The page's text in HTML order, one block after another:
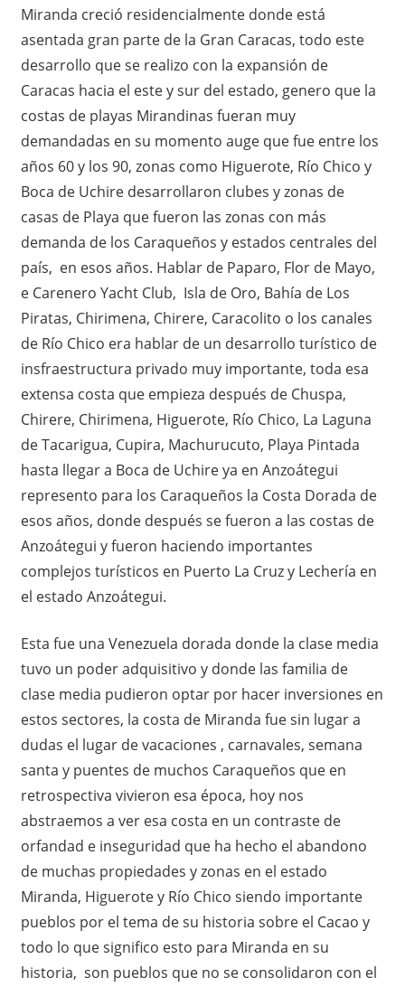
Miranda creció residencialmente donde está
asentada gran parte de la Gran Caracas, todo este
desarrollo que se realizo con la expansión de
Caracas hacia el este y sur del estado, genero que la
costas de playas Mirandinas fueran muy
demandadas en su momento auge que fue entre los
años 60 y los 90, zonas como Higuerote, Río Chico y
Boca de Uchire desarrollaron clubes y zonas de
casas de Playa que fueron las zonas con más
demanda de los Caraqueños y estados centrales del
país, en esos años. Hablar de Paparo, Flor de Mayo,
e Carenero Yacht Club, Isla de Oro, Bahía de Los
Piratas, Chirimena, Chirere, Caracolito o los canales
de Río Chico era hablar de un desarrollo turístico de
insfraestructura privado muy importante, toda esa
extensa costa que empieza después de Chuspa,
Chirere, Chirimena, Higuerote, Río Chico, La Laguna
de Tacarigua, Cupira, Machurucuto, Playa Pintada
hasta llegar a Boca de Uchire ya en Anzoátegui
represento para los Caraqueños la Costa Dorada de
esos años, donde después se fueron a las costas de
Anzoátegui y fueron haciendo importantes
complejos turísticos en Puerto La Cruz y Lechería en
el estado Anzoátegui.
Esta fue una Venezuela dorada donde la clase media
tuvo un poder adquisitivo y donde las familia de
clase media pudieron optar por hacer inversiones en
estos sectores, la costa de Miranda fue sin lugar a
dudas el lugar de vacaciones , carnavales, semana
santa y puentes de muchos Caraqueños que en
retrospectiva vivieron esa época, hoy nos
abstraemos a ver esa costa en un contraste de
orfandad e inseguridad que ha hecho el abandono
de muchas propiedades y zonas en el estado
Miranda, Higuerote y Río Chico siendo importante
pueblos por el tema de su historia sobre el Cacao y
todo lo que significo esto para Miranda en su
historia, son pueblos que no se consolidaron con el